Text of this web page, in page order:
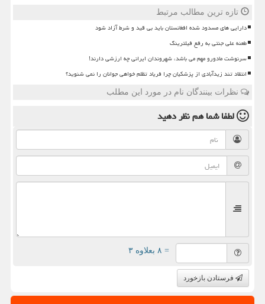
تازه ترین مطالب مرتبط
دارایی های مسدود شده افغانستان باید بی قید و شرط آزاد شود
طعنه علی جنتی به رفع فیلترینگ
سرنوشت مادورو مهم می باشد، شهروندان ایرانی چه ارزشی دارند!
انتقاد تند زیدآبادی از پزشکیان چرا فریاد تظلم خواهی جوانان را نمی شنوید؟
نظرات بینندگان نام در مورد این مطلب
لطفا شما همنظر دهید
= ۸ بعلاوه ۳
فرستادن بازخورد